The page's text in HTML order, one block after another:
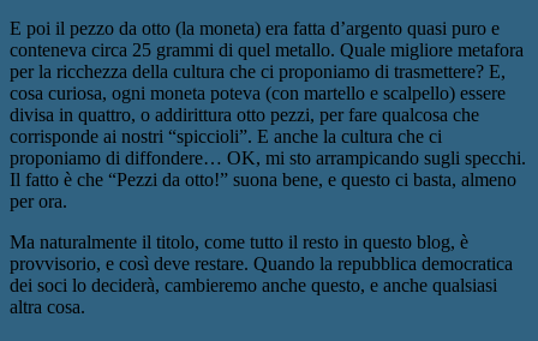
E poi il pezzo da otto (la moneta) era fatta d’argento quasi puro e
conteneva circa 25 grammi di quel metallo. Quale migliore metafora
per la ricchezza della cultura che ci proponiamo di trasmettere? E,
cosa curiosa, ogni moneta poteva (con martello e scalpello) essere
divisa in quattro, o addirittura otto pezzi, per fare qualcosa che
corrisponde ai nostri “spiccioli”. E anche la cultura che ci
proponiamo di diffondere… OK, mi sto arrampicando sugli specchi.
Il fatto è che “Pezzi da otto!” suona bene, e questo ci basta, almeno
per ora.
Ma naturalmente il titolo, come tutto il resto in questo blog, è
provvisorio, e così deve restare. Quando la repubblica democratica
dei soci lo deciderà, cambieremo anche questo, e anche qualsiasi
altra cosa.